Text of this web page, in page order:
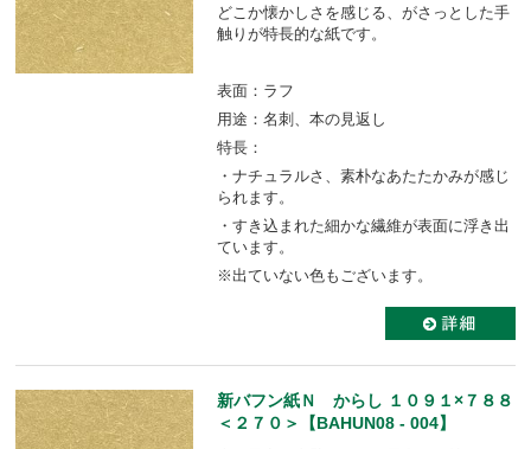
どこか懐かしさを感じる、がさっとした手
触りが特長的な紙です。
表面：ラフ
用途：名刺、本の見返し
特長：
・ナチュラルさ、素朴なあたたかみが感じ
られます。
・すき込まれた細かな繊維が表面に浮き出
ています。
※出ていない色もございます。
新バフン紙Ｎ からし １０９１×７８８
＜２７０＞【BAHUN08 - 004】